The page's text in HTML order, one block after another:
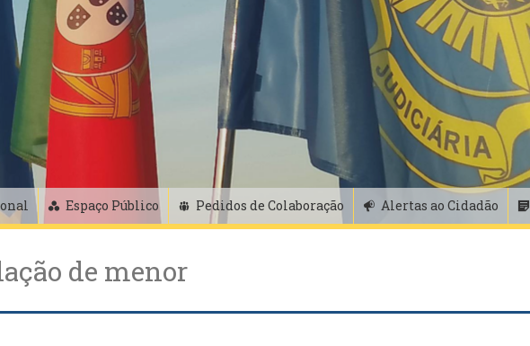
Espaço Público Pedidos de Colaboração Alertas ao Cidadão
de menor